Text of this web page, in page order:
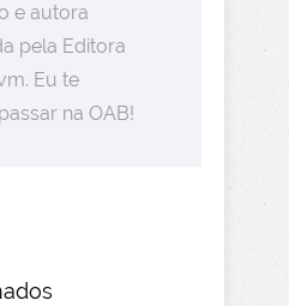
e autora
pela Editora
Eu te
na OAB!